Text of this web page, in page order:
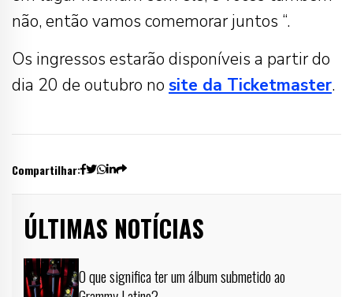
não, então vamos comemorar juntos “.
Os ingressos estarão disponíveis a partir do
dia 20 de outubro no site da Ticketmaster.
Compartilhar:
ÚLTIMAS NOTÍCIAS
O que significa ter um álbum submetido ao